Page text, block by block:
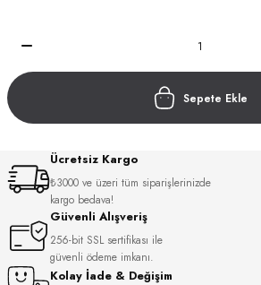
Sepete Ekle
Ücretsiz Kargo
₺3000 ve üzeri tüm siparişlerinizde
kargo bedava!
Güvenli Alışveriş
256-bit SSL sertifikası ile
güvenli ödeme imkanı.
Kolay İade & Değişim